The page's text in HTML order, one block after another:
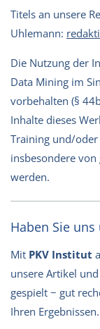
Titels an unsere
Uhlemann:
Die Nutzung der
Data Mining im
vorbehalten (§
Inhalte dieses
Training und/oder
insbesondere
werden.
Haben Sie
Mit PKV Institut
unsere Artikel
gespielt − gut
Ihren Ergebnissen.